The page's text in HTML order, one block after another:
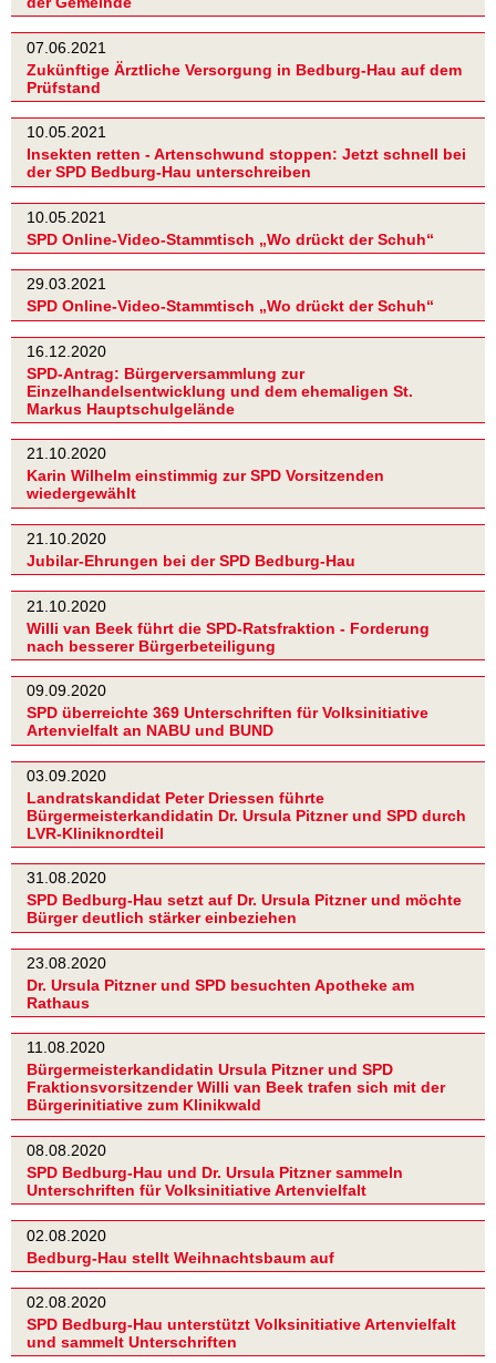
07.06.2021
Zukünftige Ärztliche Versorgung in Bedburg-Hau auf dem
Prüfstand
10.05.2021
Insekten retten - Artenschwund stoppen: Jetzt schnell bei
der SPD Bedburg-Hau unterschreiben
10.05.2021
SPD Online-Video-Stammtisch „Wo drückt der Schuh“
29.03.2021
SPD Online-Video-Stammtisch „Wo drückt der Schuh“
16.12.2020
SPD-Antrag: Bürgerversammlung zur
Einzelhandelsentwicklung und dem ehemaligen St.
Markus Hauptschulgelände
21.10.2020
Karin Wilhelm einstimmig zur SPD Vorsitzenden
wiedergewählt
21.10.2020
Jubilar-Ehrungen bei der SPD Bedburg-Hau
21.10.2020
Willi van Beek führt die SPD-Ratsfraktion - Forderung
nach besserer Bürgerbeteiligung
09.09.2020
SPD überreichte 369 Unterschriften für Volksinitiative
Artenvielfalt an NABU und BUND
03.09.2020
Landratskandidat Peter Driessen führte
Bürgermeisterkandidatin Dr. Ursula Pitzner und SPD durch
LVR-Kliniknordteil
31.08.2020
SPD Bedburg-Hau setzt auf Dr. Ursula Pitzner und möchte
Bürger deutlich stärker einbeziehen
23.08.2020
Dr. Ursula Pitzner und SPD besuchten Apotheke am
Rathaus
11.08.2020
Bürgermeisterkandidatin Ursula Pitzner und SPD
Fraktionsvorsitzender Willi van Beek trafen sich mit der
Bürgerinitiative zum Klinikwald
08.08.2020
SPD Bedburg-Hau und Dr. Ursula Pitzner sammeln
Unterschriften für Volksinitiative Artenvielfalt
02.08.2020
Bedburg-Hau stellt Weihnachtsbaum auf
02.08.2020
SPD Bedburg-Hau unterstützt Volksinitiative Artenvielfalt
und sammelt Unterschriften